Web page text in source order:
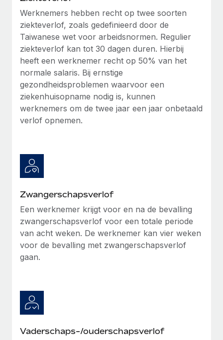
Werknemers hebben recht op twee soorten
ziekteverlof, zoals gedefinieerd door de
Taiwanese wet voor arbeidsnormen. Regulier
ziekteverlof kan tot 30 dagen duren. Hierbij
heeft een werknemer recht op 50% van het
normale salaris. Bij ernstige
gezondheidsproblemen waarvoor een
ziekenhuisopname nodig is, kunnen
werknemers om de twee jaar een jaar onbetaald
verlof opnemen.
Zwangerschapsverlof
Een werknemer krijgt voor en na de bevalling
zwangerschapsverlof voor een totale periode
van acht weken. De werknemer kan vier weken
voor de bevalling met zwangerschapsverlof
gaan.
Vaderschaps-/ouderschapsverlof